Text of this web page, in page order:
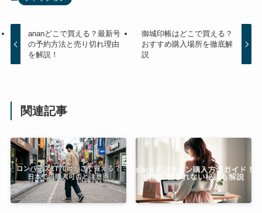
ananどこで買える？最新号
の予約方法と売り切れ理由
を解説！
御城印帳はどこで買える？
おすすめ購入場所を徹底解
説
関連記事